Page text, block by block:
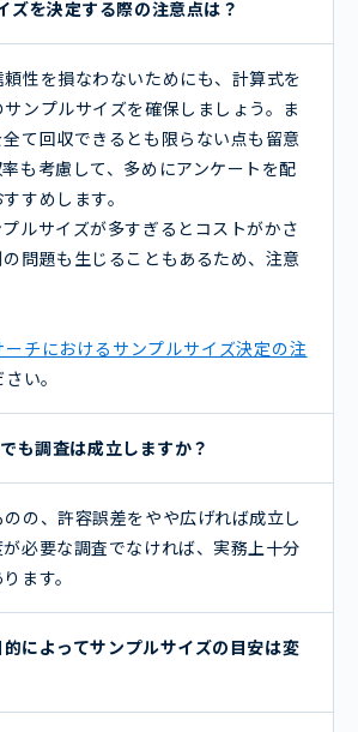
ズを決定する際の注意点は？
性を損なわないためにも、計算式を
ンプルサイズを確保しましょう。ま
て回収できるとも限らない点も留意
も考慮して、多めにアンケートを配
すめします。
ルサイズが多すぎるとコストがかさ
問題も生じることもあるため、注意
ーチにおけるサンプルサイズ決定の注
い。
も調査は成立しますか？
の、許容誤差をやや広げれば成立し
必要な調査でなければ、実務上十分
ます。
によってサンプルサイズの目安は変